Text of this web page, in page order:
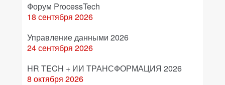
Форум ProcessTech
18 сентября 2026
Управление данными 2026
24 сентября 2026
HR TECH + ИИ ТРАНСФОРМАЦИЯ 2026
8 октября 2026